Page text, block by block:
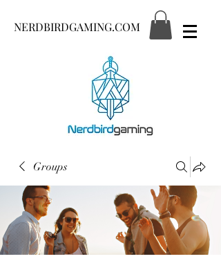
NERDBIRDGAMING.COM
Groups